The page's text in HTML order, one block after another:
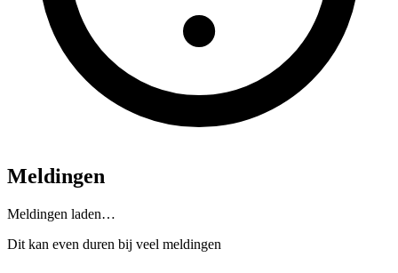
Meldingen
Meldingen laden…
Dit kan even duren bij veel meldingen